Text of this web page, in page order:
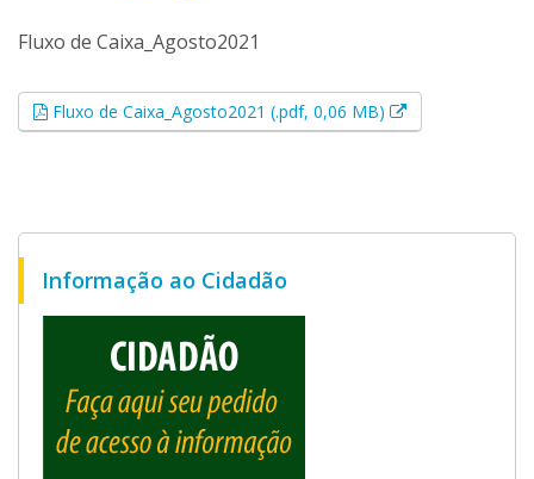
Fluxo de Caixa_Agosto2021
Fluxo de Caixa_Agosto2021 (.pdf, 0,06 MB) Esse link abrirá
Informação ao Cidadão